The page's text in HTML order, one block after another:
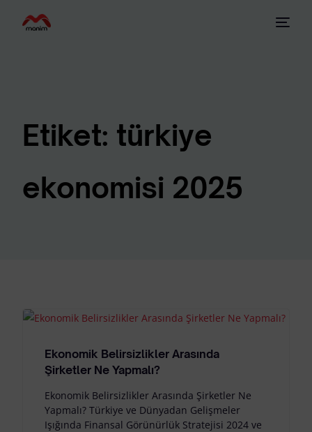
Etiket: türkiye
ekonomisi 2025
Ekonomik Belirsizlikler Arasında
Şirketler Ne Yapmalı?
Ekonomik Belirsizlikler Arasında Şirketler Ne
Yapmalı? Türkiye ve Dünyadan Gelişmeler
Işığında Finansal Görünürlük Stratejisi 2024 ve